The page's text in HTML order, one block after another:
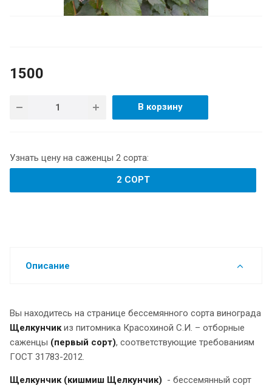
1500
В корзину
Узнать цену на саженцы 2 сорта:
2 СОРТ
Описание
Вы находитесь на странице бессемянного сорта винограда
Щелкунчикиз питомника Красохиной С.И. – отборные
саженцы (первый сорт), соответствующие требованиям
ГОСТ 31783-2012.
Щелкунчик (кишмиш Щелкунчик) - бессемянный сорт